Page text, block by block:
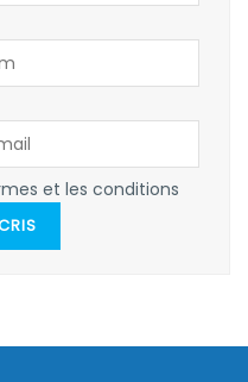
et les conditions